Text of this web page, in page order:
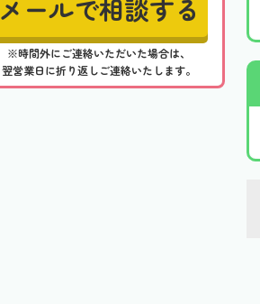
メールで相談する
※時間外にご連絡いただいた場合は、
翌営業日に折り返しご連絡いたします。